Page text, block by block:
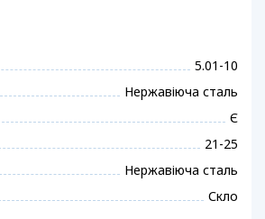
5.01-10
Нержавіюча сталь
Є
21-25
Нержавіюча сталь
Скло